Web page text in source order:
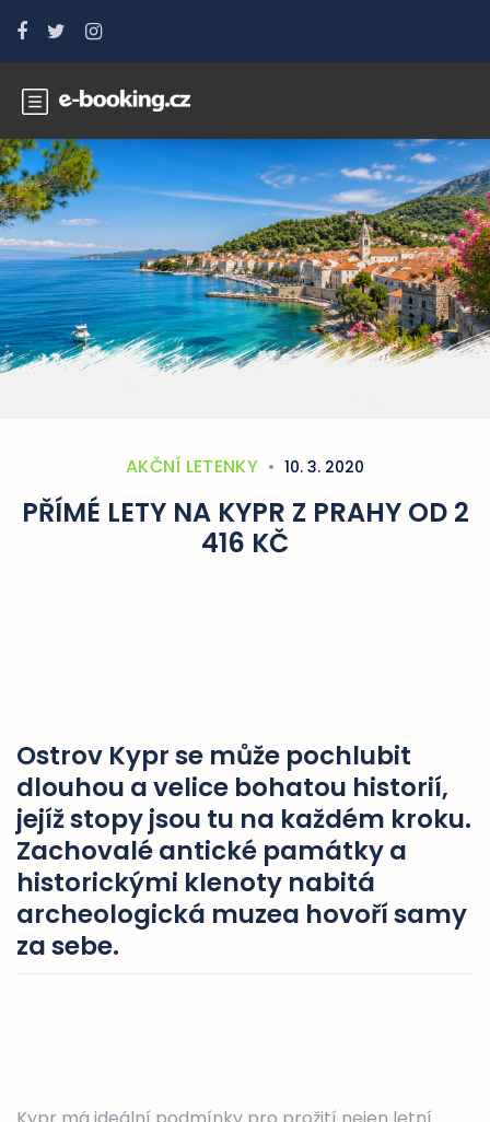
AKČNÍ LETENKY 10. 3. 2020
PŘÍMÉ LETY NA KYPR Z PRAHY OD 2
416 KČ
Ostrov Kypr se může pochlubit
dlouhou a velice bohatou historií,
jejíž stopy jsou tu na každém kroku.
Zachovalé antické památky a
historickými klenoty nabitá
archeologická muzea hovoří samy
za sebe.